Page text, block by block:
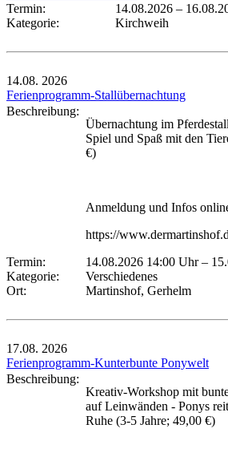
Termin:
14.08.2026 –
Kategorie:
Kirchweih
14.08. 2026
Ferienprogramm-Stallübernachtung
Beschreibung:
Übernachtung im
Spiel und Spaß mit den
€)
Anmeldung und Infos
https://
Termin:
14.08.2026 14:00 Uhr–
Kategorie:
Verschiedenes
Ort:
Martinshof, Gerhelm
17.08. 2026
Ferienprogramm-Kunterbunte Ponywelt
Beschreibung:
Kreativ-Workshop mit
auf Leinwänden - Ponys
Ruhe (3-5 Jahre; 49,00 €)